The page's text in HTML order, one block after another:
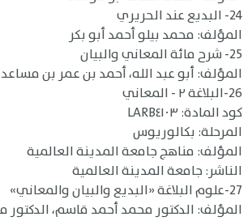
24- البديع عند الحريري
المؤلف: محمد بيلو أحمد أبو بكر
25- شرح مائة المعاني والبيان
المؤلف: أبو عبد الله، أحمد بن عمر بن
26-البلاغة ٢ - المعاني
كود المادة: LARB٤١٠٣
المرحلة: بكالوريوس
المؤلف: مناهج جامعة المدينة العالمية
الناشر: جامعة المدينة العالمية
27-علوم البلاغة «البديع والبيان والمعاني»
المؤلف: الدكتور محمد أحمد قاسم،